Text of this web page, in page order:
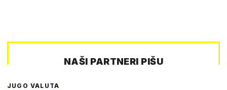
NAŠI PARTNERI PIŠU
JUGO VALUTA